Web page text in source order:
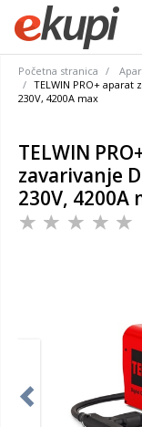
Početna stranica
TELWIN PRO+ aparat
230V, 4200A max
TELWIN
zavarivanje
230V, 4200A